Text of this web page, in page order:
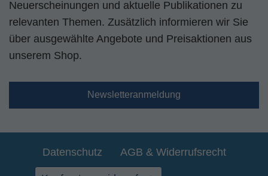
Neuerscheinungen und aktuelle Publikationen zu
relevanten Themen. Zusätzlich informieren wir Sie
über ausgewählte Angebote und Preisaktionen aus
unserem Shop.
Newsletteranmeldung
Datenschutz AGB & Widerrufsrecht